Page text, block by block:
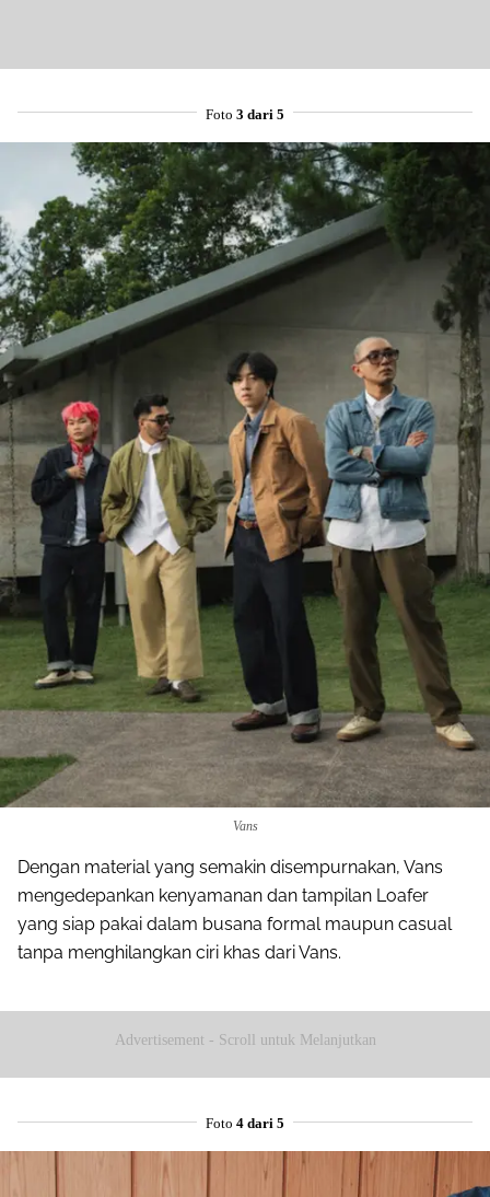
Foto 3 dari 5
Vans
Dengan material yang semakin disempurnakan, Vans
mengedepankan kenyamanan dan tampilan Loafer
yang siap pakai dalam busana formal maupun casual
tanpa menghilangkan ciri khas dari Vans.
Advertisement - Scroll untuk Melanjutkan
Foto 4 dari 5